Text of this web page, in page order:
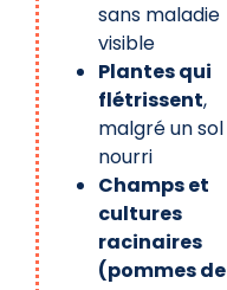
sans maladie
visible
Plantes qui
flétrissent,
malgré un sol
nourri
Champs et
cultures
racinaires
(pommes de